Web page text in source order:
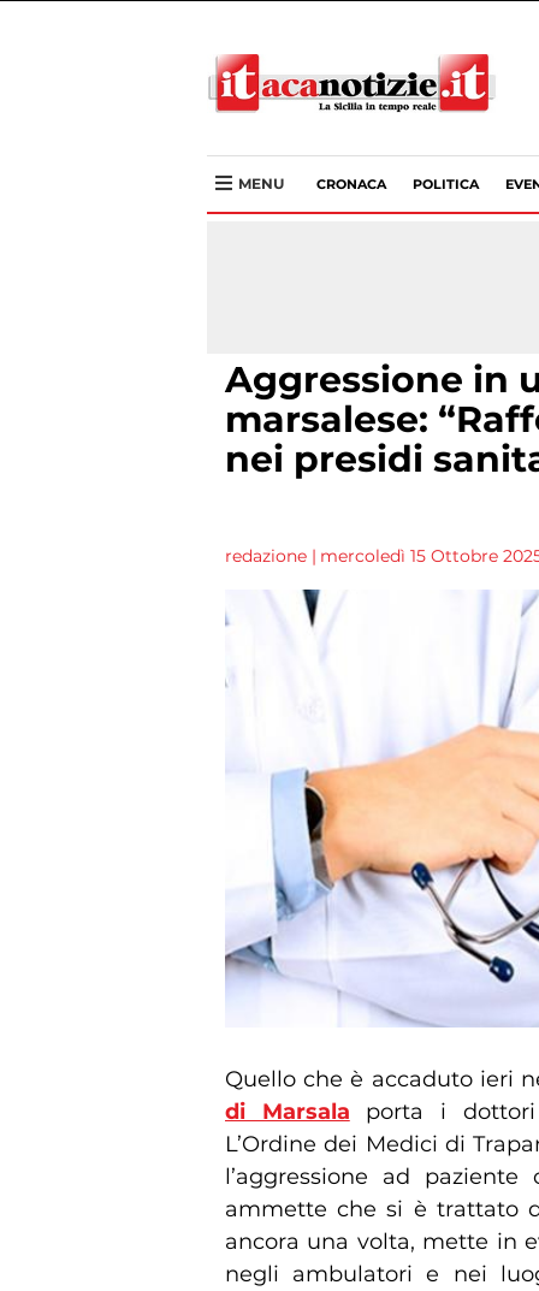
MENU CRONACA POLITICA
Aggressione in
marsalese:
nei presidi
redazione | mercoledì 15 Ottobre
Quello che è accaduto ieri
di Marsala porta i dottori
L’Ordine dei Medici di
l’aggressione ad
ammette che si è trattato
ancora una volta, mette in
negli ambulatori e nei